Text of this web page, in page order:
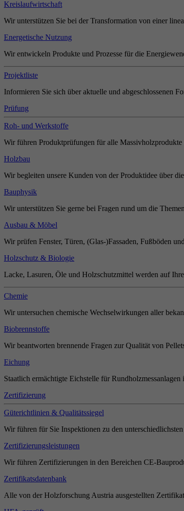
Kreislaufwirtschaft
Wir unterstützen Sie bei der Transformation von einer
Energetische Nutzung
Wir entwickeln Produkte und Prozesse für die
Projektliste
Informieren Sie sich über aktuelle und abgeschlossenen
Prüfung
Roh- und Werkstoffe
Wir führen Produktprüfungen für alle
Holzbau
Wir begleiten unsere Kunden von der Produktidee über
Bauphysik
Wir unterstützen Sie gerne bei Fragen rund um die
Ausbau & Möbel
Wir prüfen Fenster, Türen, (Glas-)Fassaden, Fußböden
Holzschutz & Biologie
Lacke, Lasuren, Öle und Holzschutzmittel werden auf
Chemie
Wir untersuchen chemische Wechselwirkungen aller
Biobrennstoffe
Wir beantworten brennende Fragen zur Qualität von
Eichung
Staatlich ermächtigte Eichstelle für Rundholzmessanlagen
Zertifizierung
Güterichtlinien & Qualitätssiegel
Wir führen für Sie Inspektionen zu den
Zertifizierungsleistungen
Wir führen Zertifizierungen in den Bereichen CE-
Zertifikatsdatenbank
Alle von der Holzforschung Austria ausgestellten